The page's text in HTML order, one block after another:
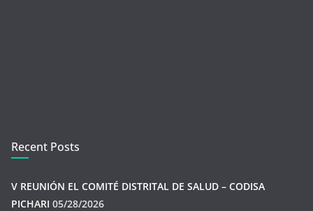
Recent Posts
V REUNIÓN EL COMITÉ DISTRITAL DE SALUD – CODISA
PICHARI 05/28/2026